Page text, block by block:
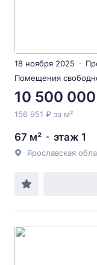
18 ноября 2025
Помещения
10 500
156 951 ₽ за м²
67 м² этаж 1
Ярославская